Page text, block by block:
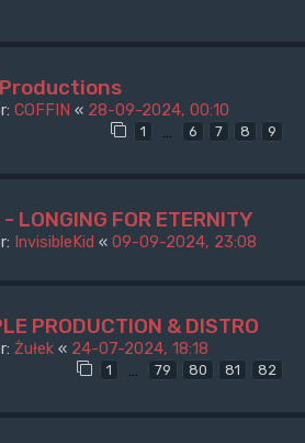
COFFIN « 28-09-2024, 00:10
1 … 6 7 8 9
LONGING FOR ETERNITY
InvisibleKid « 09-09-2024, 23:08
PRODUCTION & DISTRO
Żułek « 24-07-2024, 18:18
1 79 80 81 82